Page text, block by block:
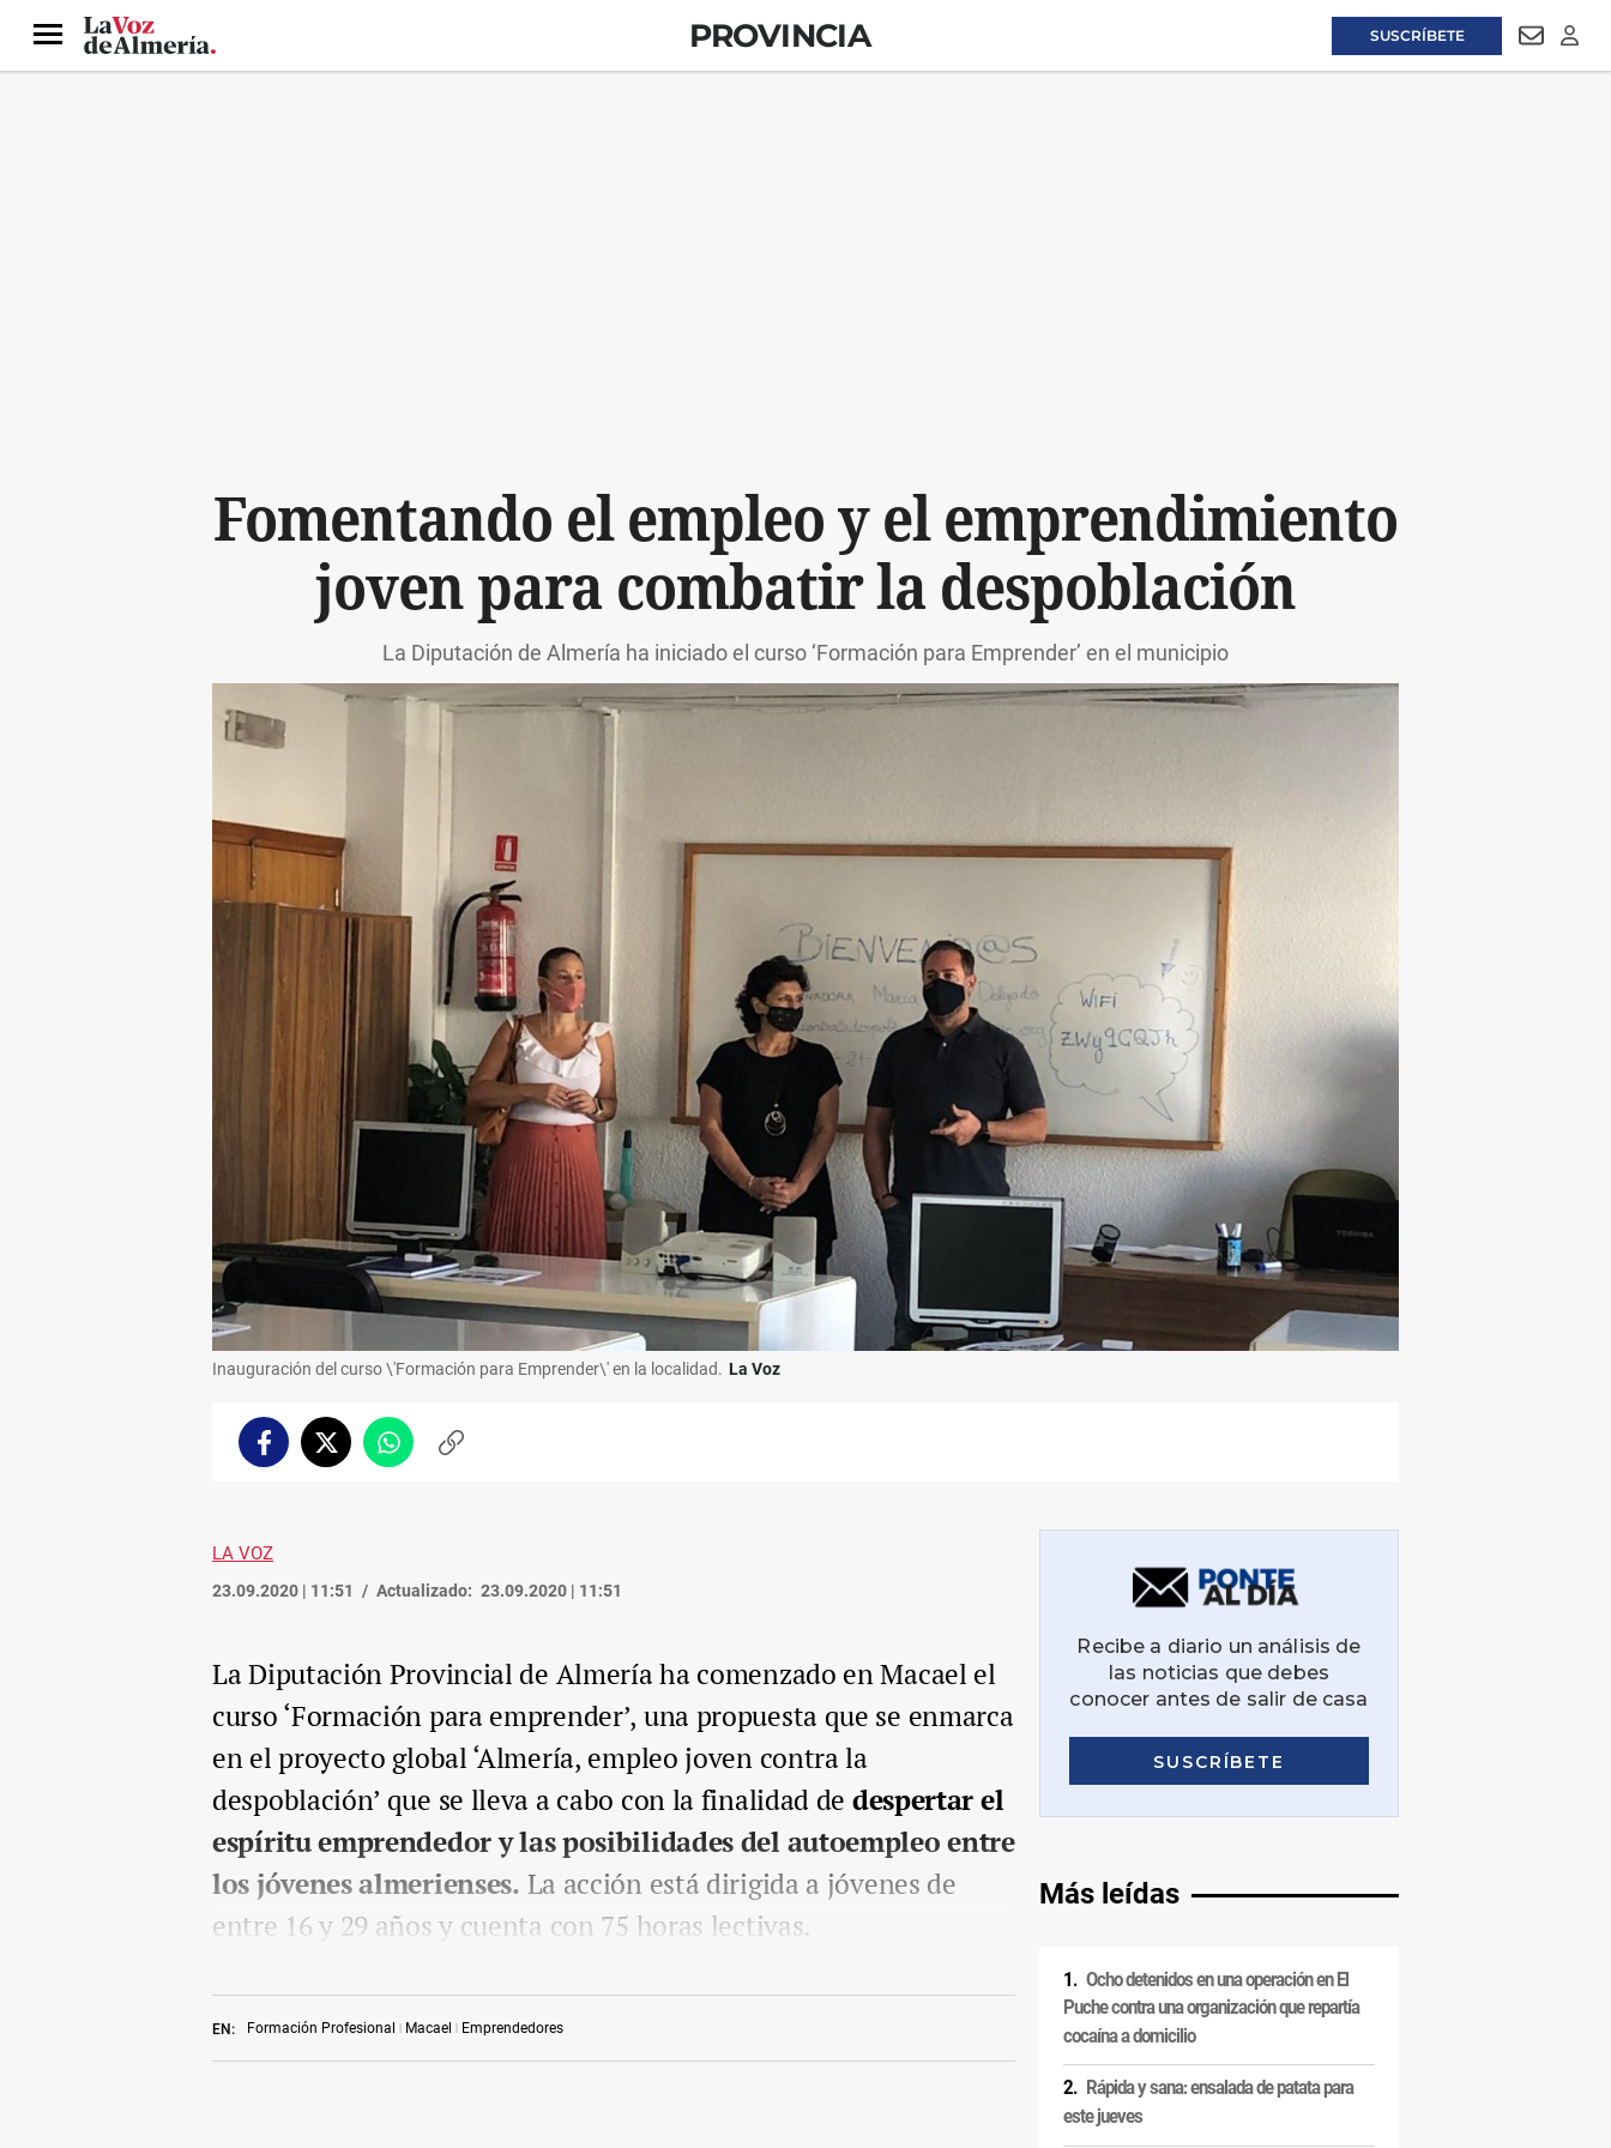
SUSCRÍBETE
Menú PROVINCIA
Fomentando el empleo y el emprendimiento
joven para combatir la despoblación
La Diputación de Almería ha iniciado el curso ‘Formación para Emprender’ en el municipio
Inauguración del curso \'Formación para Emprender\' en la localidad. La Voz
FacebookTwitterWhatsappCopiar
LA VOZ
23.09.2020 | 11:51 Actualizado: 23.09.2020 | 11:51
EN: Formación Profesional Macael Emprendedores
La Diputación Provincial de Almería ha comenzado en Macael el
curso ‘Formación para emprender’, una propuesta que se enmarca
en el proyecto global ‘Almería, empleo joven contra la
despoblación’ que se lleva a cabo con la finalidad de despertar el
espíritu emprendedor y las posibilidades del autoempleo entre
los jóvenes almerienses. La acción está dirigida a jóvenes de
entre 16 y 29 años y cuenta con 75 horas lectivas.
Más leídas
Ocho detenidos en una operación en El
Puche contra una organización que repartía
cocaína a domicilio
Rápida y sana: ensalada de patata para
este jueves